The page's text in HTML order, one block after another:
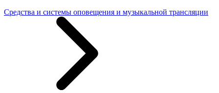
Средства и системы оповещения и музыкальной трансляции